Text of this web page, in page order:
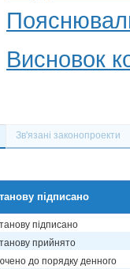
Висновок
Зв'язані законопроекти
підписано
підписано
прийнято
до порядку денного